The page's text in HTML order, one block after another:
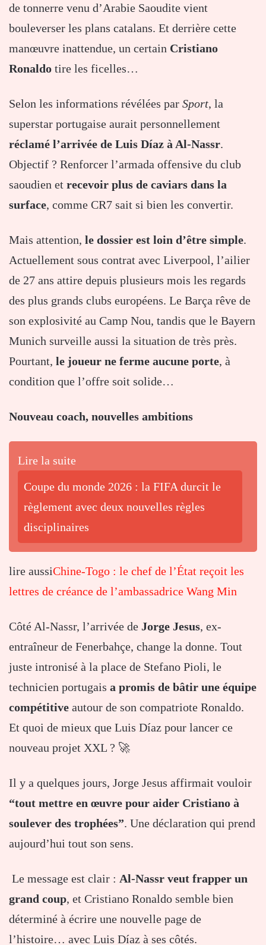
de tonnerre venu d’Arabie Saoudite vient
bouleverser les plans catalans. Et derrière cette
manœuvre inattendue, un certain Cristiano
Ronaldo tire les ficelles…
Selon les informations révélées par Sport, la
superstar portugaise aurait personnellement
réclamé l’arrivée de Luis Díaz à Al-Nassr.
Objectif ? Renforcer l’armada offensive du club
saoudien et recevoir plus de caviars dans la
surface, comme CR7 sait si bien les convertir.
Mais attention, le dossier est loin d’être simple.
Actuellement sous contrat avec Liverpool, l’ailier
de 27 ans attire depuis plusieurs mois les regards
des plus grands clubs européens. Le Barça rêve de
son explosivité au Camp Nou, tandis que le Bayern
Munich surveille aussi la situation de très près.
Pourtant, le joueur ne ferme aucune porte, à
condition que l’offre soit solide…
Nouveau coach, nouvelles ambitions
Lire la suite
Coupe du monde 2026 : la FIFA durcit le
règlement avec deux nouvelles règles
disciplinaires
lire aussiChine-Togo : le chef de l’État reçoit les
lettres de créance de l’ambassadrice Wang Min
Côté Al-Nassr, l’arrivée de Jorge Jesus, ex-
entraîneur de Fenerbahçe, change la donne. Tout
juste intronisé à la place de Stefano Pioli, le
technicien portugais a promis de bâtir une équipe
compétitive autour de son compatriote Ronaldo.
Et quoi de mieux que Luis Díaz pour lancer ce
nouveau projet XXL ? 🚀
Il y a quelques jours, Jorge Jesus affirmait vouloir
“tout mettre en œuvre pour aider Cristiano à
soulever des trophées”. Une déclaration qui prend
aujourd’hui tout son sens.
Le message est clair : Al-Nassr veut frapper un
grand coup, et Cristiano Ronaldo semble bien
déterminé à écrire une nouvelle page de
l’histoire… avec Luis Díaz à ses côtés.